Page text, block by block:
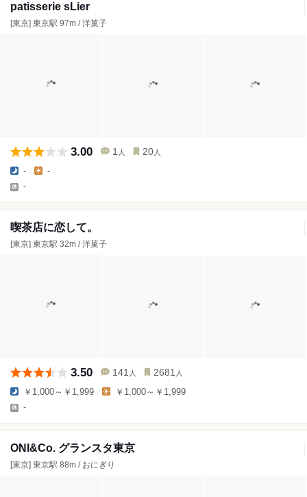
patisserie sLier
[東京] 東京駅 97m / 洋菓子
3.00 1 人 20 人
- -
-
喫茶店に恋して。
[東京] 東京駅 32m / 洋菓子
3.50 141 人 2681 人
￥1,000～￥1,999 ￥1,000～￥1,999
-
ONI&Co. グランスタ東京
[東京] 東京駅 88m / おにぎり